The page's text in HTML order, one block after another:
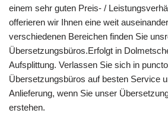
einem sehr guten Preis- /
offerieren wir Ihnen eine weit
verschiedenen Bereichen finden Sie
Übersetzungsbüros.Erfolgt in
Aufsplittung. Verlassen Sie sich in
Übersetzungsbüros auf besten Service
Anlieferung, wenn Sie unser
erstehen.